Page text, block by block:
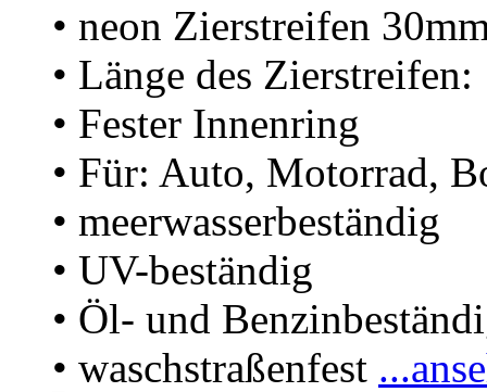
• neon Zierstreifen
• Länge des Zierstreifen:
• Fester Innenring
• Für: Auto, Motorrad,
• meerwasserbeständig
• UV-beständig
• Öl- und
• waschstraßenfest